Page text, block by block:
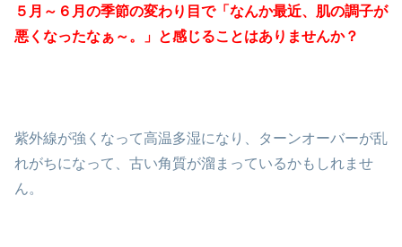
５月～６月の季節の変わり目で「なんか最近、肌の調子が
悪くなったなぁ～。」と感じることはありませんか？
紫外線が強くなって高温多湿になり、ターンオーバーが乱
れがちになって、古い角質が溜まっているかもしれませ
ん。